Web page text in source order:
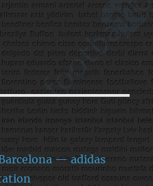
— adidas